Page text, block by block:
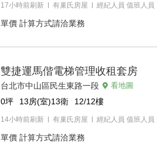
17小時前刷新 有巢氏房屋 經紀人員 值班人員
單價 計算方式請洽業務
雙捷運馬偕電梯管理收租套房
台北市中山區民生東路一段 看地圖
0坪 13房(室)13衛 12/12樓
14小時前刷新 有巢氏房屋 經紀人員 值班人員
單價 計算方式請洽業務